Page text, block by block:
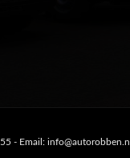
- Email: info@autorobben.nl